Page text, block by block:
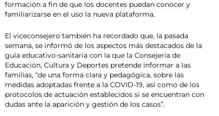
formación a fin de que los docentes puedan conocer y
familiarizarse en el uso la nueva plataforma.
El viceconsejero también ha recordado que, la pasada
semana, se informó de los aspectos más destacados de la
guía educativo-sanitaria con la que la Consejería de
Educación, Cultura y Deportes pretende informar a las
familias, “de una forma clara y pedagógica, sobre las
medidas adoptadas frente a la COVID-19, así como de los
protocolos de actuación establecidos si se encuentran con
dudas ante la aparición y gestión de los casos”.